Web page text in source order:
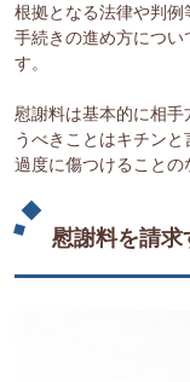
根拠となる法律や判
手続きの進め方につい
す。
慰謝料は基本的に相
うべきことはキチン
過度に傷つけることの
慰謝料を請求